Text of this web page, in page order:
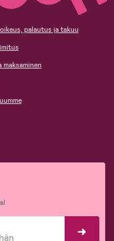
palautus ja takuu
maksaminen